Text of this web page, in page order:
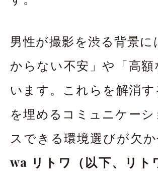
男性が撮影を渋る背景
からない不安」や「高
います。これらを解消
を埋めるコミュニケー
スできる環境選びが欠か
wa リトワ（以下、リト